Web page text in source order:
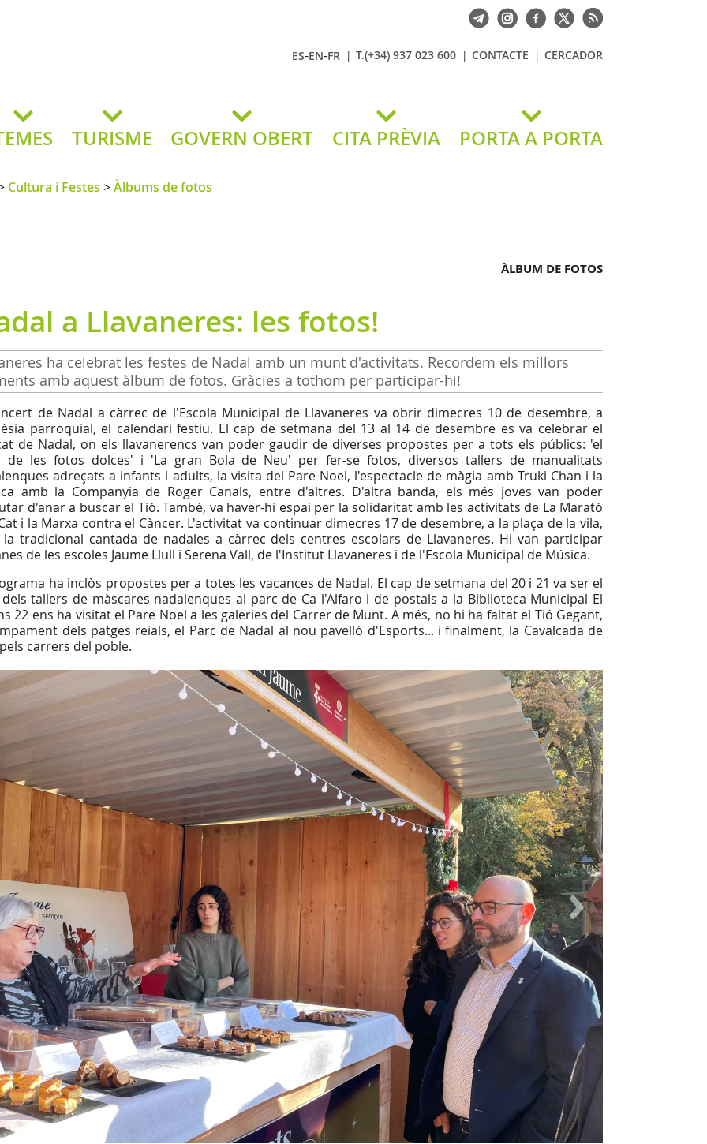
ES-EN-FR T.(+34) 937 023 600 CONTACTE CERCADOR
TURISME GOVERN OBERT CITA PRÈVIA PORTA A PORTA
Cultura i Festes >Àlbums de fotos
ÀLBUM DE FOTOS
a Llavaneres: les fotos!
ha celebrat les festes de Nadal amb un munt d'activitats. Recordem els millors
amb aquest àlbum de fotos. Gràcies a tothom per participar-hi!
de Nadal a càrrec de l'Escola Municipal de Llavaneres va obrir dimecres 10 de desembre, a
parroquial, el calendari festiu. El cap de setmana del 13 al 14 de desembre es va celebrar el
de Nadal, on els llavanerencs van poder gaudir de diverses propostes per a tots els públics: 'el
de les fotos dolces' i 'La gran Bola de Neu' per fer-se fotos, diversos tallers de manualitats
adreçats a infants i adults, la visita del Pare Noel, l'espectacle de màgia amb Truki Chan i la
amb la Companyia de Roger Canals, entre d'altres. D'altra banda, els més joves van poder
d'anar a buscar el Tió. També, va haver-hi espai per la solidaritat amb les activitats de La Marató
i la Marxa contra el Càncer. L'activitat va continuar dimecres 17 de desembre, a la plaça de la vila,
tradicional cantada de nadales a càrrec dels centres escolars de Llavaneres. Hi van participar
de les escoles Jaume Llull i Serena Vall, de l'Institut Llavaneres i de l'Escola Municipal de Música.
ha inclòs propostes per a totes les vacances de Nadal. El cap de setmana del 20 i 21 va ser el
tallers de màscares nadalenques al parc de Ca l'Alfaro i de postals a la Biblioteca Municipal El
22 ens ha visitat el Pare Noel a les galeries del Carrer de Munt. A més, no hi ha faltat el Tió Gegant,
dels patges reials, el Parc de Nadal al nou pavelló d'Esports... i finalment, la Cavalcada de
carrers del poble.